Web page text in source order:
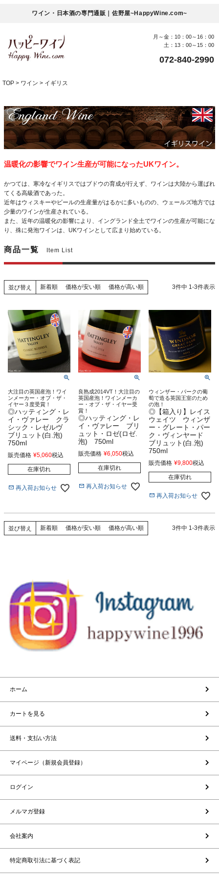
ワイン・日本酒の専門通販｜佐野屋~HappyWine.com~
月～金：10：00～16：00
土：13：00～15：00
072-840-2990
TOP ワイン イギリス
温暖化の影響でワイン生産が可能になったUKワイン。
かつては、寒冷なイギリスではブドウの育成が行えず、ワインは大陸から運ばれ
てくる高級酒であった。
近年はウィスキーやビールの生産量がはるかに多いものの、ウェールズ地方では
少量のワインが生産されている。
また、近年の温暖化の影響により、イングランド全土でワインの生産が可能にな
り、殊に発泡ワインは、UKワインとして広まり始めている。
商品一覧 Item List
並び替え 新着順 価格が安い順 価格が高い順 3件中 1-3件表示
大注目の英国産泡！ワイ
ンメーカー・オブ・ザ・
イヤー３度受賞！
◎ハッティング・レ
イ・ヴァレー クラ
シック・レゼルヴ
ブリュット(白.泡)
750ml
販売価格 ¥5,060税込
在庫切れ
再入荷お知らせ
良熟成2014VT！大注目の
英国産泡！ワインメーカ
ー・オブ・ザ・イヤー受
賞！
◎ハッティング・レ
イ・ヴァレー ブリ
ュット・ロゼ(ロゼ.
泡) 750ml
販売価格 ¥6,050税込
在庫切れ
再入荷お知らせ
ウィンザー・パークの葡
萄で造る英国王室のため
の泡！
◎【箱入り】レイス
ウェイツ ウィンザ
ー・グレート・パー
ク・ヴィンヤード
ブリュット(白.泡)
750ml
販売価格 ¥9,800税込
在庫切れ
再入荷お知らせ
並び替え 新着順 価格が安い順 価格が高い順 3件中 1-3件表示
ホーム
カートを見る
送料・支払い方法
マイページ（新規会員登録）
ログイン
メルマガ登録
会社案内
特定商取引法に基づく表記